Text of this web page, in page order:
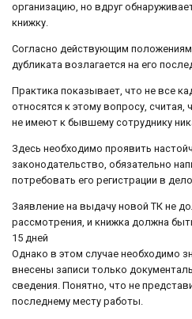
организацию, но вдруг
книжку.
Согласно действующим
дубликата возлагается на его
Практика показывает, что не все
относятся к этому вопросу, считая,
не имеют к бывшему сотруднику
Здесь необходимо проявить
законодательство, обязательно
потребовать его регистрации в
Заявление на выдачу новой ТК не
рассмотрения, и книжка должна
15 дней
Однако в этом случае необходимо
внесены записи только
сведения. Понятно, что не
последнему месту работы.